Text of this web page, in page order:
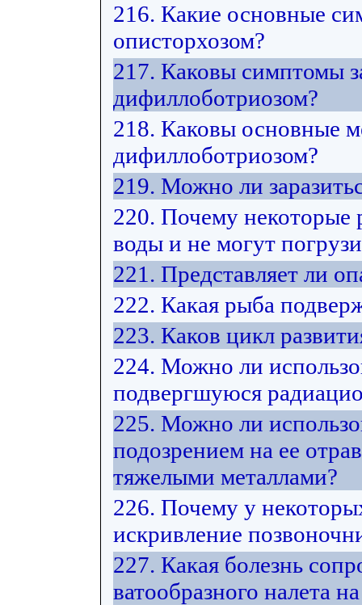
216. Какие основные
описторхозом?
217. Каковы симптомы
дифиллоботриозом?
218. Каковы основные
дифиллоботриозом?
219. Можно ли
220. Почему некоторые
воды и не могут
221. Представляет ли
222. Какая рыба
223. Каков цикл
224. Можно ли
подвергшуюся
225. Можно ли
подозрением на ее
тяжелыми металлами?
226. Почему у
искривление
227. Какая болезнь
ватообразного налета